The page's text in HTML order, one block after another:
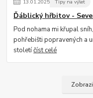
13.01.2025 Tipy na výlet
Ďáblický hřbitov -
Pod nohama mi křupal
pohřebišti popravených a
stoletíčíst celé